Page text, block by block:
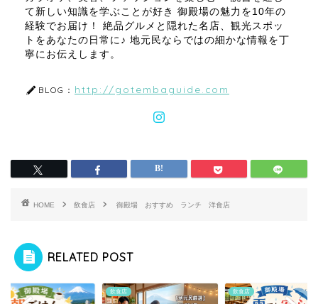
て新しい知識を学ぶことが好き 御殿場の魅力を10年の
経験でお届け！ 絶品グルメと隠れた名店、観光スポッ
トをあなたの日常に♪ 地元民ならではの細かな情報を丁
寧にお伝えします。
BLOG： http://gotembaguide.com
HOME 飲食店 御殿場 おすすめ ランチ 洋食店
RELATED POST
飲食店 飲食店